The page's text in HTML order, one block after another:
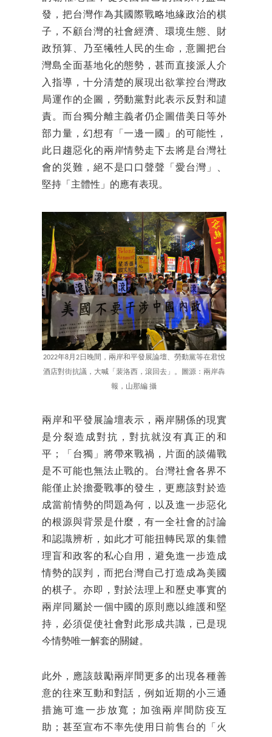
發，把台灣作為其國際戰略地緣政治的棋
子，不顧台灣的社會經濟、環境生態、財
政預算、乃至犧牲人民的生命，意圖把台
灣島全面基地化的態勢，甚而直接派人介
入指導，十分清楚的展現出欲掌控台灣政
局運作的企圖，勞動黨對此表示反對和譴
責。而台獨分離主義者仍企圖借美日等外
部力量，幻想有「一邊一國」的可能性，
此日趨惡化的兩岸情勢走下去將是台灣社
會的災難，絕不是口口聲聲「愛台灣」、
堅持「主體性」的應有表現。
2022年8月2日晚間，兩岸和平發展論壇、勞動黨等在君悅
酒店對街抗議，大喊「裴洛西，滾回去」。圖源：兩岸犇
報，山那編 攝
兩岸和平發展論壇表示，兩岸關係的現實
是分裂造成對抗，對抗就沒有真正的和
平；「台獨」將帶來戰禍，片面的談備戰
是不可能也無法止戰的。台灣社會各界不
能僅止於擔憂戰事的發生，更應該對於造
成當前情勢的問題為何，以及進一步惡化
的根源與背景是什麼，有一全社會的討論
和認識辨析，如此才可能扭轉民眾的集體
理盲和政客的私心自用，避免進一步造成
情勢的誤判，而把台灣自己打造成為美國
的棋子。亦即，對於法理上和歷史事實的
兩岸同屬於一個中國的原則應以維護和堅
持，必須促使社會對此形成共識，已是現
今情勢唯一解套的關鍵。
此外，應該鼓勵兩岸間更多的出現各種善
意的往來互動和對話，例如近期的小三通
措施可進一步放寬；加強兩岸間防疫互
助；甚至宣布不率先使用日前售台的「火